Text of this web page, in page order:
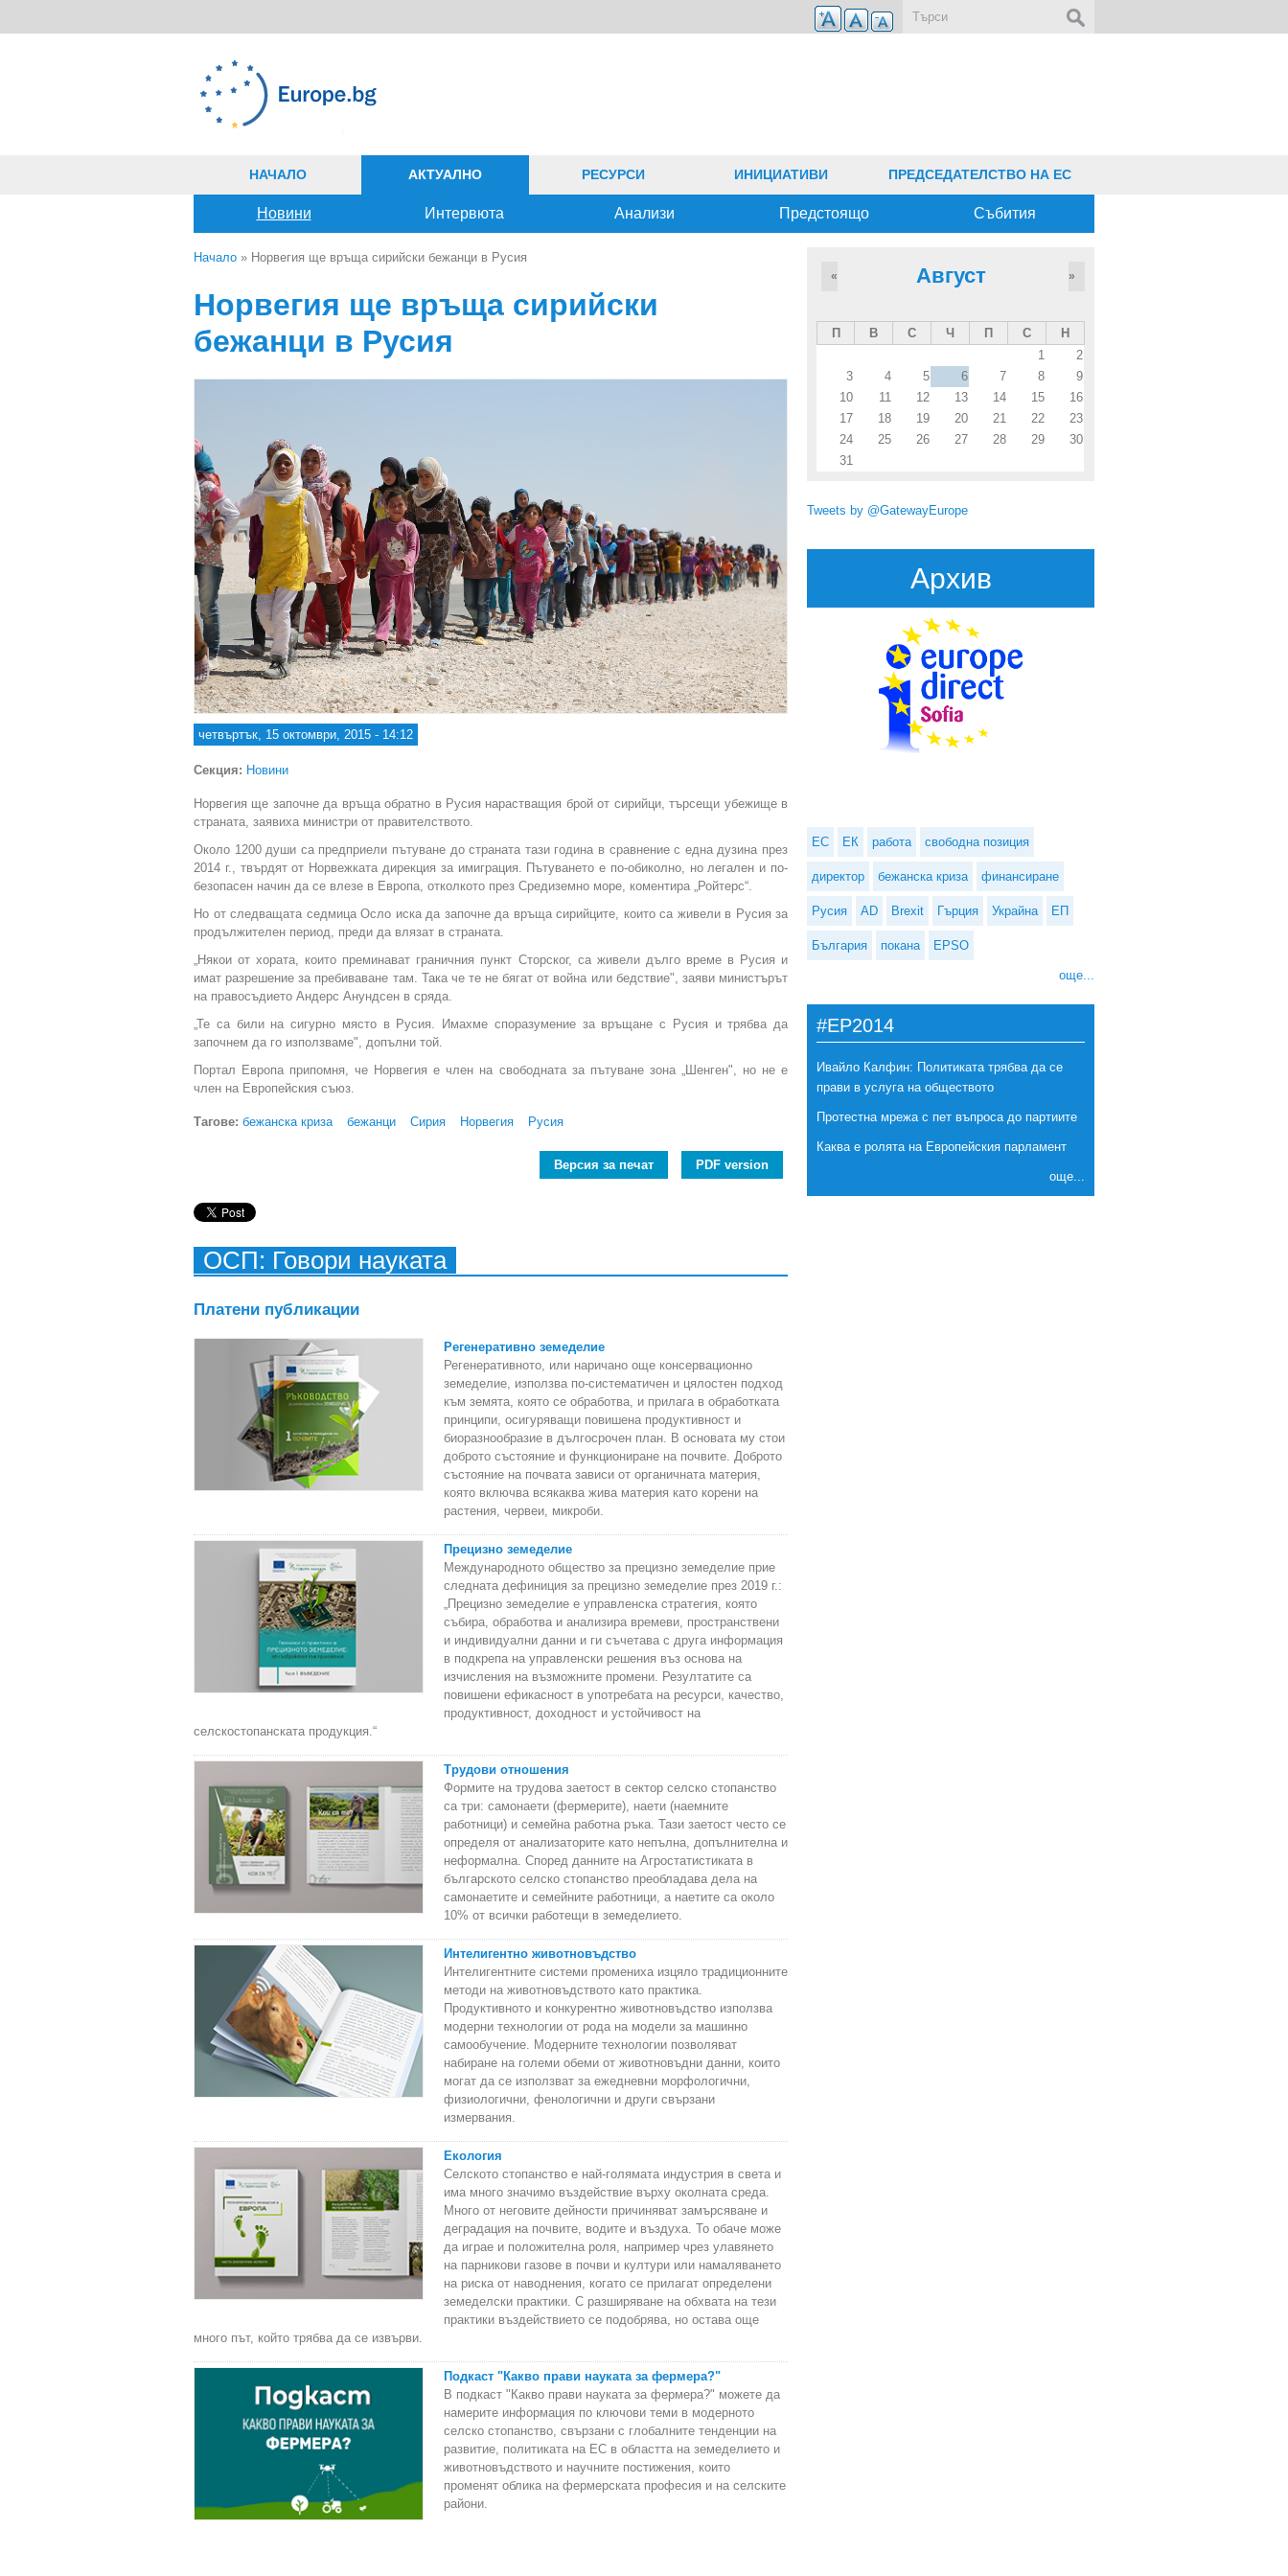
НАЧАЛО АКТУАЛНО
Новини Интервюта Анализи Предстоящо Събития
РЕСУРСИ ИНИЦИАТИВИ ПРЕДСЕДАТЕЛСТВО НА ЕС
Начало » Норвегия ще връща сирийски бежанци в Русия
Норвегия ще връща сирийски
бежанци в Русия
четвъртък, 15 октомври, 2015 - 14:12
Секция: Новини
Норвегия ще започне да връща обратно в Русия нарастващия брой от сирийци, търсещи убежище в
страната, заявиха министри от правителството.
Около 1200 души са предприели пътуване до страната тази година в сравнение с една дузина през
2014 г., твърдят от Норвежката дирекция за имиграция. Пътуването е по-обиколно, но легален и по-
безопасен начин да се влезе в Европа, отколкото през Средиземно море, коментира „Ройтерс“.
Но от следващата седмица Осло иска да започне да връща сирийците, които са живели в Русия за
продължителен период, преди да влязат в страната.
„Някои от хората, които преминават граничния пункт Сторског, са живели дълго време в Русия и
имат разрешение за пребиваване там. Така че те не бягат от война или бедствие", заяви министърът
на правосъдието Андерс Анундсен в сряда.
„Те са били на сигурно място в Русия. Имахме споразумение за връщане с Русия и трябва да
започнем да го използваме", допълни той.
Портал Европа припомня, че Норвегия е член на свободната за пътуване зона „Шенген", но не е
член на Европейския съюз.
Тагове: бежанска криза бежанци Сирия Норвегия Русия
Версия за печат PDF version
ОСП: Говори науката
Платени публикации
Регенеративно земеделие
Регенеративното, или наричано още консервационно
земеделие, използва по-систематичен и цялостен подход
към земята, която се обработва, и прилага в обработката
принципи, осигуряващи повишена продуктивност и
биоразнообразие в дългосрочен план. В основата му стои
доброто състояние и функциониране на почвите. Доброто
състояние на почвата зависи от органичната материя,
която включва всякаква жива материя като корени на
растения, червеи, микроби.
Прецизно земеделие
Международното общество за прецизно земеделие прие
следната дефиниция за прецизно земеделие през 2019 г.:
„Прецизно земеделие е управленска стратегия, която
събира, обработва и анализира времеви, пространствени
и индивидуални данни и ги съчетава с друга информация
в подкрепа на управленски решения въз основа на
изчисления на възможните промени. Резултатите са
повишени ефикасност в употребата на ресурси, качество,
продуктивност, доходност и устойчивост на
селскостопанската продукция.“
Трудови отношения
Формите на трудова заетост в сектор селско стопанство
са три: самонаети (фермерите), наети (наемните
работници) и семейна работна ръка. Тази заетост често се
определя от анализаторите като непълна, допълнителна и
неформална. Според данните на Агростатистиката в
българското селско стопанство преобладава дела на
самонаетите и семейните работници, а наетите са около
10% от всички работещи в земеделието.
Интелигентно животновъдство
Интелигентните системи промениха изцяло традиционните
методи на животновъдството като практика.
Продуктивното и конкурентно животновъдство използва
модерни технологии от рода на модели за машинно
самообучение. Модерните технологии позволяват
набиране на големи обеми от животновъдни данни, които
могат да се използват за ежедневни морфологични,
физиологични, фенологични и други свързани
измервания.
Екология
Селското стопанство е най-голямата индустрия в света и
има много значимо въздействие върху околната среда.
Много от неговите дейности причиняват замърсяване и
деградация на почвите, водите и въздуха. То обаче може
да играе и положителна роля, например чрез улавянето
на парникови газове в почви и култури или намаляването
на риска от наводнения, когато се прилагат определени
земеделски практики. С разширяване на обхвата на тези
практики въздействието се подобрява, но остава още
много път, който трябва да се извърви.
Подкаст "Какво прави науката за фермера?"
В подкаст "Какво прави науката за фермера?" можете да
намерите информация по ключови теми в модерното
селско стопанство, свързани с глобалните тенденции на
развитие, политиката на ЕС в областта на земеделието и
животновъдството и научните постижения, които
променят облика на фермерската професия и на селските
райони.
Август
« »
П В С Ч П С
Н
1
2
3
4 5 6 7 8
9
10
11 12 13 14 15
16
17
18 19 20 21 22
23
24
25 26 27 28 29
30
31
Tweets by @GatewayEurope
Архив
ЕС ЕК работа свободна позиция
директор бежанска криза финансиране
Русия AD Brexit Гърция Украйна ЕП
България покана EPSO
още...
#EP2014
Ивайло Калфин: Политиката трябва да се
прави в услуга на обществото
Протестна мрежа с пет въпроса до партиите
Каква е ролята на Европейския парламент
още...